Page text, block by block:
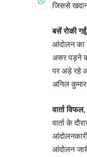
जिससे खदान
बसें रोकी
आंदोलन का
असर पड़ने
पर अड़े रहे
अनिल कुमार
वार्ता
वार्ता के
आंदोलन